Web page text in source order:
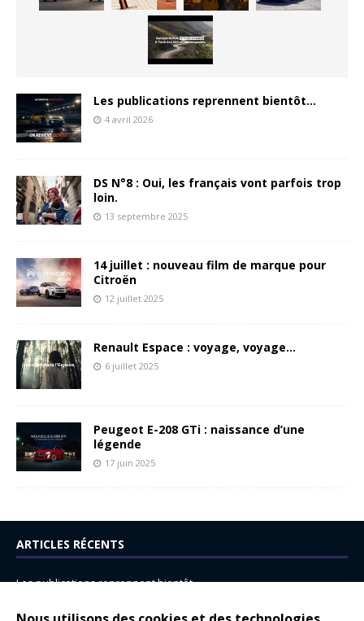
Les publications reprennent bientôt…
4 avril 2026
DS N°8 : Oui, les français vont parfois trop
loin.
13 septembre 2025
14 juillet : nouveau film de marque pour
Citroën
12 juillet 2025
Renault Espace : voyage, voyage…
6 juillet 2025
Peugeot E-208 GTi : naissance d’une
légende
17 juin 2025
ARTICLES RÉCENTS
Les publications reprennent bientôt…